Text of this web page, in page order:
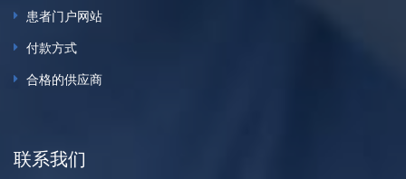
患者门户网站
付款方式
合格的供应商
联系我们